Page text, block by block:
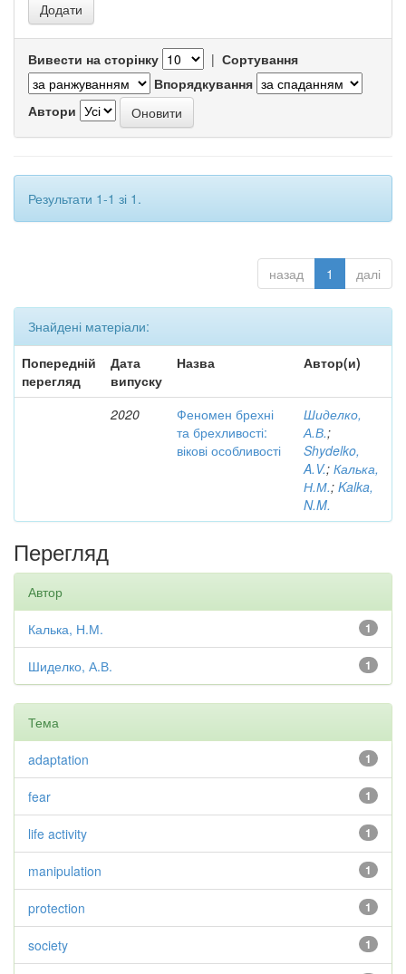
Вивести на сторінку | Сортування
Впорядкування
Автори
Результати 1-1 зі 1.
назад 1 далі
Знайдені матеріали:
Попередній
перегляд
Дата
випуску
Назва Автор(и)
2020
Феномен брехні
та брехливості:
вікові особливості
Шиделко,
А.В.;
Shydelko,
A.V.; Калька,
Н.М.; Kalka,
N.M.
Перегляд
Автор
1
Калька, Н.М.
1
Шиделко, А.В.
Тема
1
adaptation
1
fear
1
life activity
1
manipulation
1
protection
1
society